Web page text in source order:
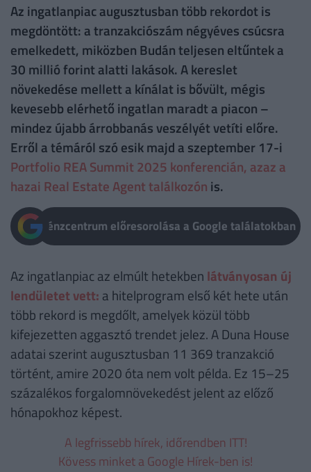
Az ingatlanpiac augusztusban több rekordot is
megdöntött: a tranzakciószám négyéves csúcsra
emelkedett, miközben Budán teljesen eltűntek a
30 millió forint alatti lakások. A kereslet
növekedése mellett a kínálat is bővült, mégis
kevesebb elérhető ingatlan maradt a piacon –
mindez újabb árrobbanás veszélyét vetíti előre.
Erről a témáról szó esik majd a szeptember 17-i
Portfolio REA Summit 2025 konferencián, azaz a
hazai Real Estate Agent találkozón is.
Pénzcentrum előresorolása a Google találatokban
Az ingatlanpiac az elmúlt hetekben látványosan új
lendületet vett: a hitelprogram első két hete után
több rekord is megdőlt, amelyek közül több
kifejezetten aggasztó trendet jelez. A Duna House
adatai szerint augusztusban 11 369 tranzakció
történt, amire 2020 óta nem volt példa. Ez 15–25
százalékos forgalomnövekedést jelent az előző
hónapokhoz képest.
A legfrissebb hírek, időrendben ITT!
Kövess minket a Google Hírek-ben is!